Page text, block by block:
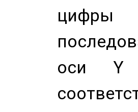
оси Y